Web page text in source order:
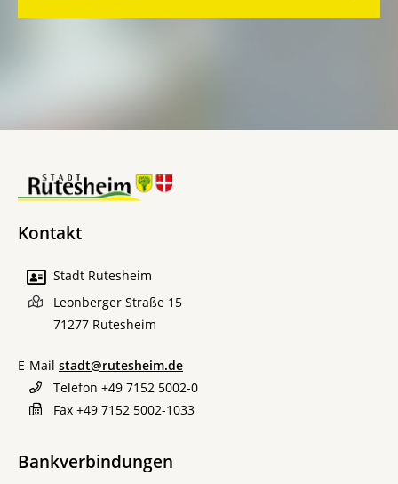
Kontakt
Stadt Rutesheim
Leonberger Straße 15
71277 Rutesheim
E-Mail stadt@rutesheim.de
Telefon +49 7152 5002-0
Fax +49 7152 5002-1033
Bankverbindungen